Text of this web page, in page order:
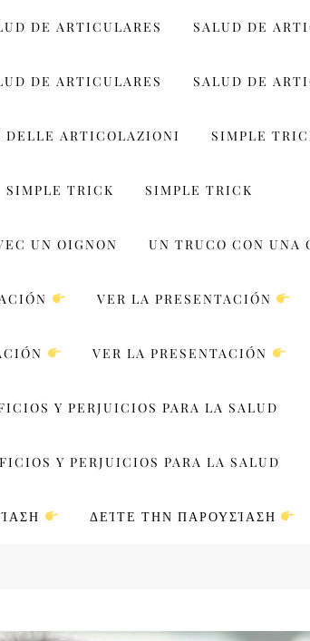
DE ARTICULARES SALUD DE
DE ARTICULARES SALUD DE
DELLE ARTICOLAZIONI SIMPLE
SIMPLE TRICK SIMPLE TRICK
UN OIGNON UN TRUCO CON UNA
VER LA PRESENTACIÓN
VER LA PRESENTACIÓN
Y PERJUICIOS PARA LA SALUD
Y PERJUICIOS PARA LA SALUD
ΔΕΊΤΕ ΤΗΝ ΠΑΡΟΥΣΊΑΣΗ